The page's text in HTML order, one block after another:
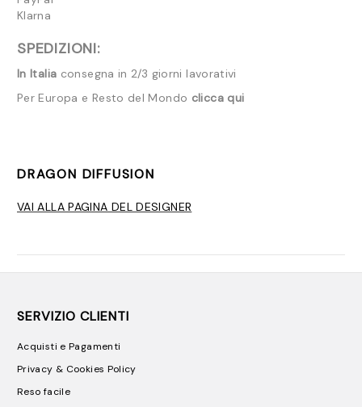
Klarna
SPEDIZIONI:
In Italia consegna in 2/3 giorni lavorativi
Per Europa e Resto del Mondo clicca qui
DRAGON DIFFUSION
VAI ALLA PAGINA DEL DESIGNER
SERVIZIO CLIENTI
Acquisti e Pagamenti
Privacy & Cookies Policy
Reso facile